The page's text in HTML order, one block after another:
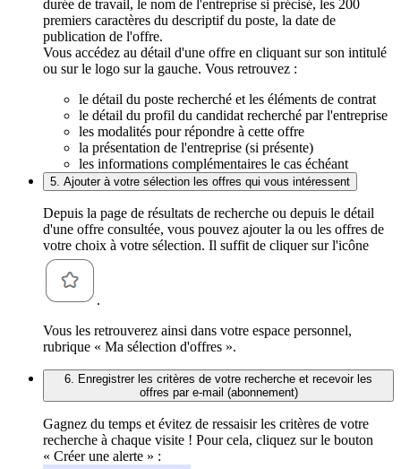
durée de travail, le nom de l'entreprise si précisé, les 200
premiers caractères du descriptif du poste, la date de
publication de l'offre.
Vous accédez au détail d'une offre en cliquant sur son intitulé
ou sur le logo sur la gauche. Vous retrouvez :
le détail du poste recherché et les éléments de contrat
le détail du profil du candidat recherché par l'entreprise
les modalités pour répondre à cette offre
la présentation de l'entreprise (si présente)
les informations complémentaires le cas échéant
5. Ajouter à votre sélection les offres qui vous intéressent
Depuis la page de résultats de recherche ou depuis le détail
d'une offre consultée, vous pouvez ajouter la ou les offres de
votre choix à votre sélection. Il suffit de cliquer sur l'icône
.
Vous les retrouverez ainsi dans votre espace personnel,
rubrique « Ma sélection d'offres ».
6. Enregistrer les critères de votre recherche et recevoir les
offres par e-mail (abonnement)
Gagnez du temps et évitez de ressaisir les critères de votre
recherche à chaque visite ! Pour cela, cliquez sur le bouton
« Créer une alerte » :